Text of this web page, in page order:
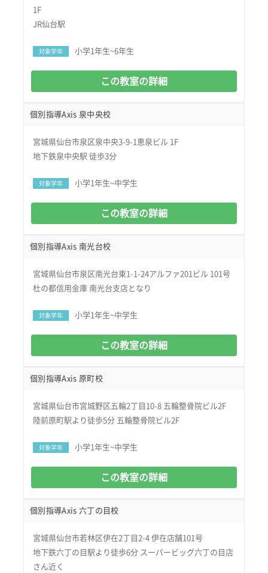
1F
JR仙台駅
対象学年 小学1年生~6年生
この教室の詳細
個別指導Axis 泉中央校
宮城県仙台市泉区泉中央3-9-1恵泉ビル 1F
地下鉄泉中央駅 徒歩3分
対象学年 小学1年生~中学生
この教室の詳細
個別指導Axis 南光台校
宮城県仙台市泉区南光台東1-1-24アルファ201ビル 101号
杜の都信用金庫 南光台支店となり
対象学年 小学1年生~中学生
この教室の詳細
個別指導Axis 原町校
宮城県仙台市宮城野区五輪2丁目10-8 五輪整骨院ビル2F
陸前原町駅より徒歩5分 五輪整骨院ビル2F
対象学年 小学1年生~中学生
この教室の詳細
個別指導Axis 六丁の目校
宮城県仙台市若林区伊在2丁目2-4 伊在店舗101号
地下鉄六丁の目駅より徒歩6分 スーパービッグ六丁の目店
さん近く